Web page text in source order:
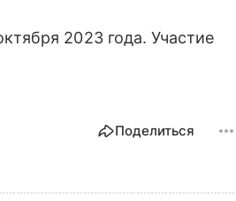
2023 года. Участие
Поделиться